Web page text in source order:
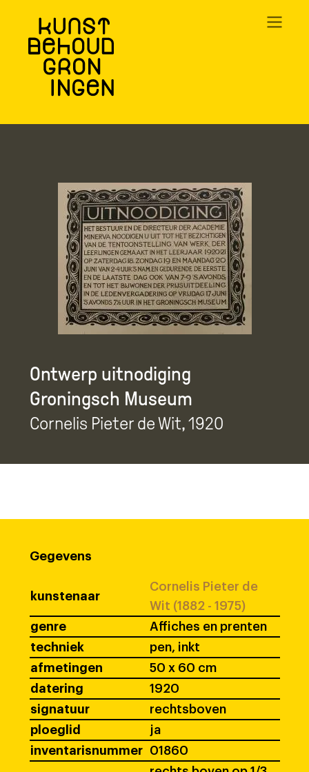
Ontwerp uitnodiging
Groningsch Museum
Cornelis Pieter de Wit, 1920
Gegevens
kunstenaar
Cornelis Pieter de
Wit (1882 - 1975)
genre
Affiches en prenten
techniek
pen, inkt
afmetingen
50 x 60 cm
datering
1920
signatuur
rechtsboven
ploeglid
ja
inventarisnummer
01860